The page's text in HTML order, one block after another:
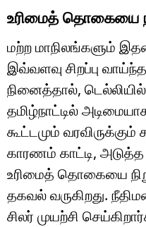
உரிமைத் தொகையை
மற்ற மாநிலங்களும்
இவ்வளவு சிறப்பு
நினைத்தால்,
தமிழ்நாட்டில்
கூட்டமும்
காரணம் காட்டி, அடுத்த
உரிமைத் தொகையை
தகவல் வருகிறது.
சிலர் முயற்சி